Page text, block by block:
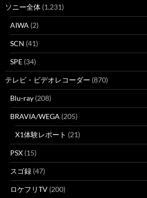
ソニー全体 (1,231)
AIWA (2)
SCN (41)
SPE (34)
テレビ・ビデオレコーダー (870)
Blu-ray (208)
BRAVIA/WEGA (205)
X1体験レポート (21)
PSX (15)
スゴ録 (47)
ロケフリTV (200)